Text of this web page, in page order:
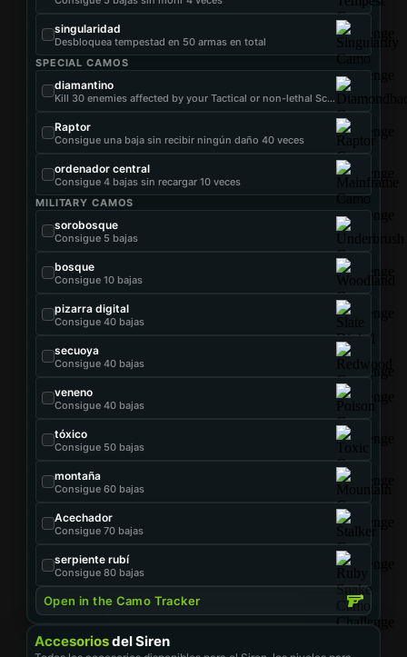
singularidad
Desbloquea tempestad en 50 armas en total
SPECIAL CAMOS
diamantino
Kill 30 enemies affected by your Tactical or non-lethal Scorestreak
Raptor
Consigue una baja sin recibir ningún daño 40 veces
ordenador central
Consigue 4 bajas sin recargar 10 veces
MILITARY CAMOS
sorobosque
Consigue 5 bajas
bosque
Consigue 10 bajas
pizarra digital
Consigue 40 bajas
secuoya
Consigue 40 bajas
veneno
Consigue 40 bajas
tóxico
Consigue 50 bajas
montaña
Consigue 60 bajas
Acechador
Consigue 70 bajas
serpiente rubí
Consigue 80 bajas
Open in the Camo Tracker
Accesoriosdel Siren